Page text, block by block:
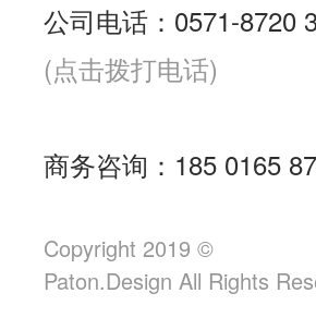
公司电话：0571-8720
(点击拨打电话)
商务咨询：185 0165
Copyright 2019 ©
Paton.Design All Rights